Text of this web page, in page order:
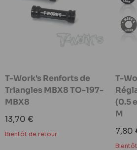
T-Work's Renforts de
Triangles MBX8 TO-197-
MBX8
Prix
réduit
13,70 €
Bientôt de retour
T-
(0.5
M
Prix
réduit
7,80